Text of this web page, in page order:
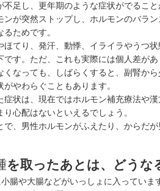
不足し、更年期のような症状がでるこ
ンが突然ストップし、ホルモンのバラ
ためです。
てり、発汗、動悸、イライラやうつ
です。ただ、これも実際には個人差が
くなっても、しばらくすると、副腎か
やわらぐこともあります。
状は、現在ではホルモン補充療法や漢
心配はないといえるでしょう。
、男性ホルモンがふえたり、からだ
を取ったあとは、どうな
腸や大腸などがいっしょに入っていま